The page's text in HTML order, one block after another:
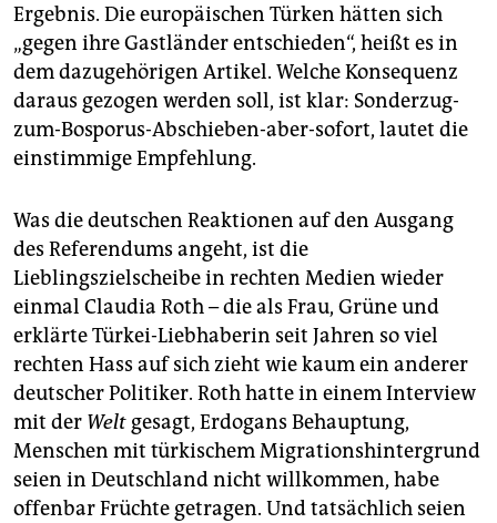
Ergebnis. Die europäischen Türken hätten sich
„gegen ihre Gastländer entschieden“, heißt es in
dem dazugehörigen Artikel. Welche Konsequenz
daraus gezogen werden soll, ist klar: Sonderzug-
zum-Bosporus-Abschieben-aber-sofort, lautet die
einstimmige Empfehlung.
Was die deutschen Reaktionen auf den Ausgang
des Referendums angeht, ist die
Lieblingszielscheibe in rechten Medien wieder
einmal Claudia Roth – die als Frau, Grüne und
erklärte Türkei-Liebhaberin seit Jahren so viel
rechten Hass auf sich zieht wie kaum ein anderer
deutscher Politiker. Roth hatte in einem Interview
mit der Welt gesagt, Erdogans Behauptung,
Menschen mit türkischem Migrationshintergrund
seien in Deutschland nicht willkommen, habe
offenbar Früchte getragen. Und tatsächlich seien